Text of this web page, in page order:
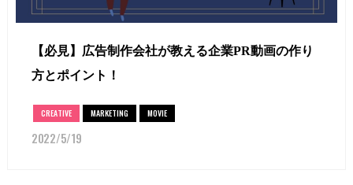
【必見】広告制作会社が教える企業PR動画の作り
方とポイント！
CREATIVE MARKETING MOVIE
2022/5/19